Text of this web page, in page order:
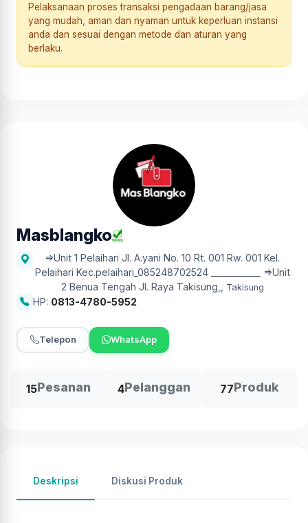
Pelaksanaan proses transaksi pengadaan barang/jasa
yang mudah, aman dan nyaman untuk keperluan instansi
anda dan sesuai dengan metode dan aturan yang
berlaku.
Masblangko
=>Unit 1 Pelaihari Jl. A.yani No. 10 Rt. 001 Rw. 001 Kel.
Pelaihari Kec.pelaihari_085248702524 ____________ =>Unit
2 Benua Tengah Jl. Raya Takisung,
Takisung
HP: 0813-4780-5952
Telepon WhatsApp
15Pesanan 4Pelanggan 77Produk
Deskripsi Diskusi Produk